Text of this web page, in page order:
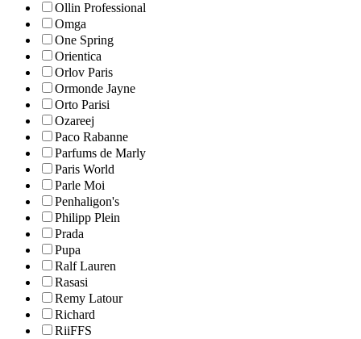
Ollin Professional
Omga
One Spring
Orientica
Orlov Paris
Ormonde Jayne
Orto Parisi
Ozareej
Paco Rabanne
Parfums de Marly
Paris World
Parle Moi
Penhaligon's
Philipp Plein
Prada
Pupa
Ralf Lauren
Rasasi
Remy Latour
Richard
RiiFFS